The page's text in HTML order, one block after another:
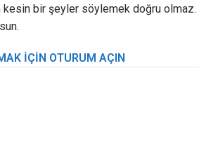
kesin bir şeyler söylemek doğru olmaz.
IÇIN OTURUM AÇIN